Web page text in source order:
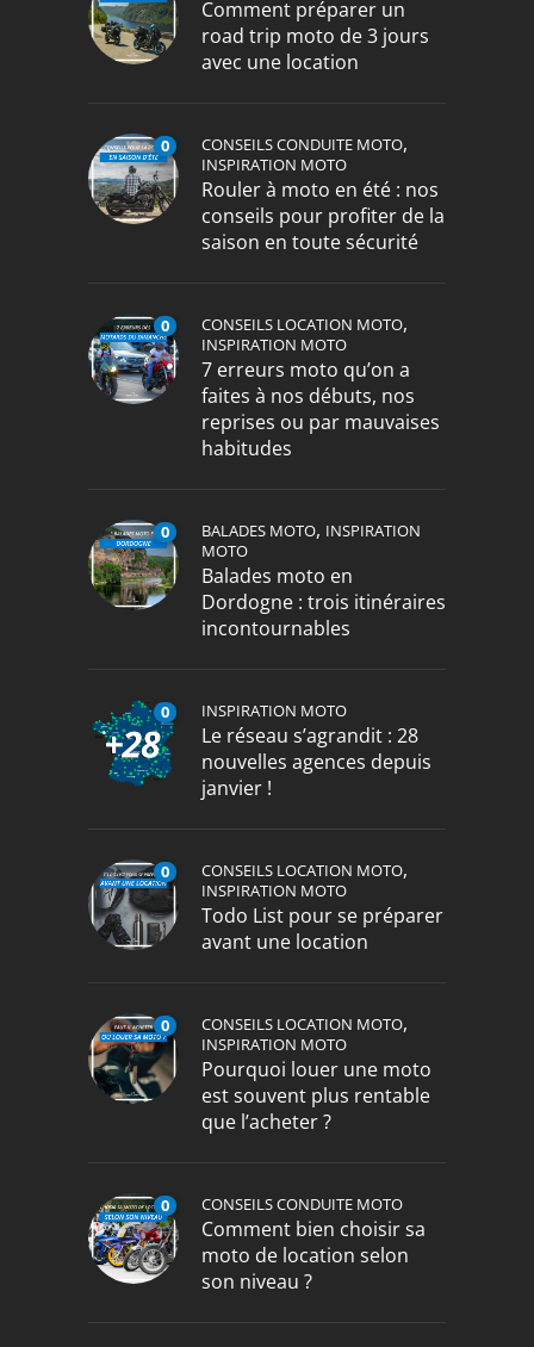
Comment préparer un
road trip moto de 3 jours
avec une location
0 CONSEILS CONDUITE MOTO,
INSPIRATION MOTO
Rouler à moto en été : nos
conseils pour profiter de la
saison en toute sécurité
0 CONSEILS LOCATION MOTO,
INSPIRATION MOTO
7 erreurs moto qu’on a
faites à nos débuts, nos
reprises ou par mauvaises
habitudes
0 BALADES MOTO, INSPIRATION
MOTO
Balades moto en
Dordogne : trois itinéraires
incontournables
0 INSPIRATION MOTO
Le réseau s’agrandit : 28
nouvelles agences depuis
janvier !
0 CONSEILS LOCATION MOTO,
INSPIRATION MOTO
Todo List pour se préparer
avant une location
0 CONSEILS LOCATION MOTO,
INSPIRATION MOTO
Pourquoi louer une moto
est souvent plus rentable
que l’acheter ?
0 CONSEILS CONDUITE MOTO
Comment bien choisir sa
moto de location selon
son niveau ?